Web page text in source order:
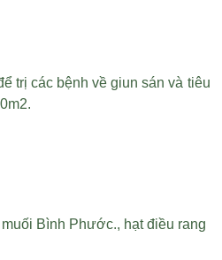
trị các bệnh về giun sán và tiêu
Bình Phước., hạt điều rang